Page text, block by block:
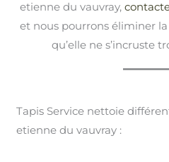
etienne du vauvray,
et nous pourrons éliminer
qu’elle ne s’incruste
Tapis Service nettoie
etienne du vauvray :